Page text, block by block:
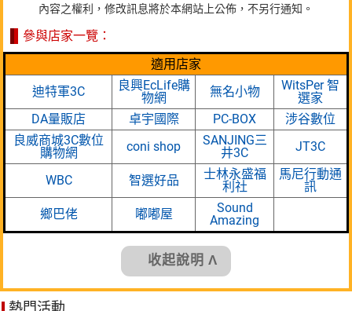
內容之權利，修改訊息將於本網站上公佈，不另行通知。
參與店家一覽：
適用店家
迪特軍3C
良興EcLife購
物網
無名小物
WitsPer 智
選家
DA量販店
卓宇國際 PC-BOX
涉谷數位
良威商城3C數位
購物網
coni shop
SANJING三
井3C
JT3C
WBC 智選好品
士林永盛福
利社
馬尼行動通
訊
鄉巴佬
嘟嘟屋
Sound
Amazing
收起說明 Λ
熱門活動